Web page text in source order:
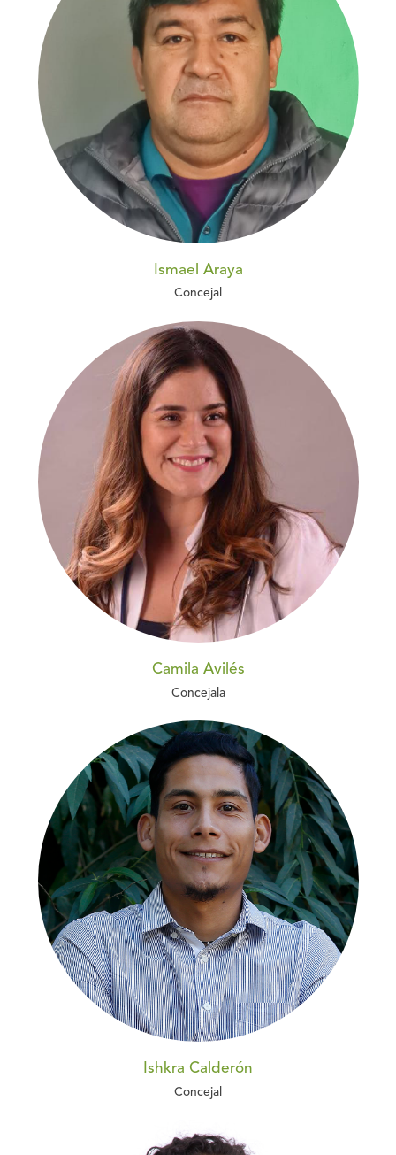
Ismael Araya
Concejal
Camila Avilés
Concejala
Ishkra Calderón
Concejal